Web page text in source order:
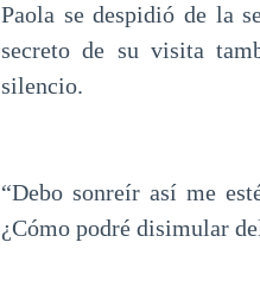
Paola se despidió de la
secreto de su visita
silencio.
“Debo sonreír así me
¿Cómo podré disimular